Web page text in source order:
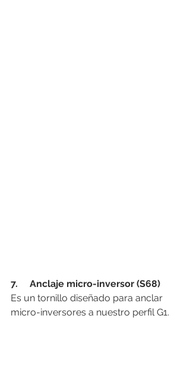
7.     Anclaje micro-inversor (S68)
Es un tornillo diseñado para anclar
micro-inversores a nuestro perfil G1.